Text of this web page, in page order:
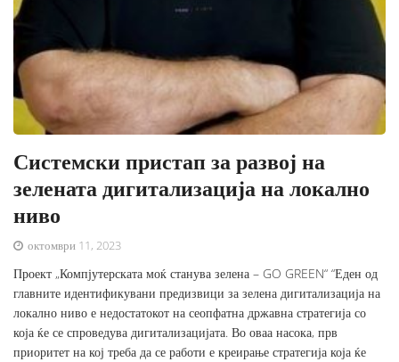
Системски пристап за развој на
зелената дигитализација на локално
ниво
октомври 11, 2023
Проект „Компјутерската моќ станува зелена – GO GREEN“ “Еден од
главните идентификувани предизвици за зелена дигитализација на
локално ниво е недостатокот на сеопфатна државна стратегија со
која ќе се спроведува дигитализацијата. Во оваа насока, прв
приоритет на кој треба да се работи е креирање стратегија која ќе